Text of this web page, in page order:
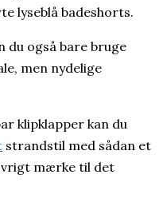
lyseblå badeshorts.
du også bare bruge
men nydelige
klipklapper kan du
strandstil med sådan et
mærke til det